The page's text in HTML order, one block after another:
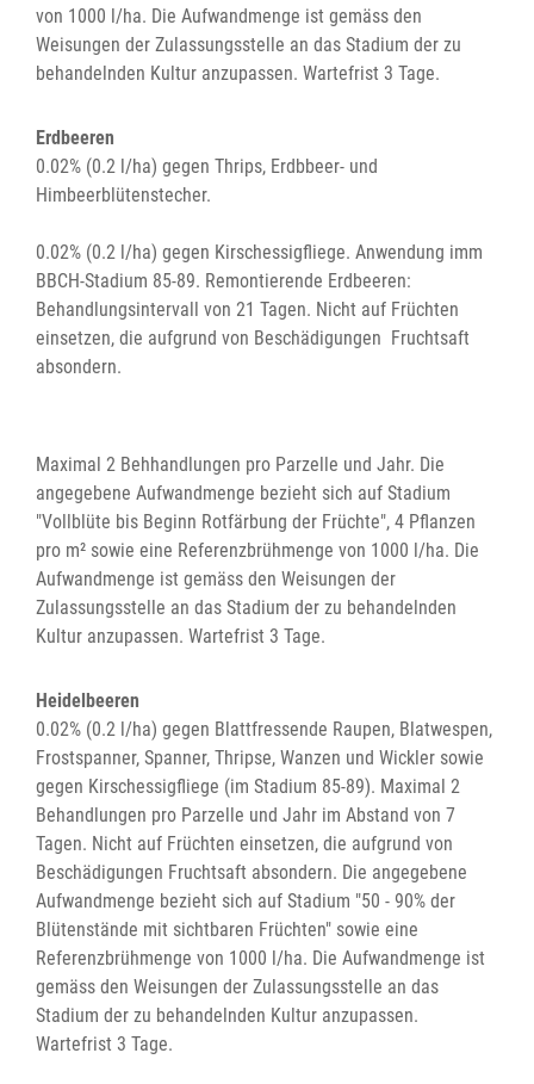
von 1000 l/ha. Die Aufwandmenge ist gemäss den
Weisungen der Zulassungsstelle an das Stadium der zu
behandelnden Kultur anzupassen. Wartefrist 3 Tage.
Erdbeeren
0.02% (0.2 l/ha) gegen Thrips, Erdbbeer- und
Himbeerblütenstecher.
0.02% (0.2 l/ha) gegen Kirschessigfliege. Anwendung imm
BBCH-Stadium 85-89. Remontierende Erdbeeren:
Behandlungsintervall von 21 Tagen. Nicht auf Früchten
einsetzen, die aufgrund von Beschädigungen Fruchtsaft
absondern.
Maximal 2 Behhandlungen pro Parzelle und Jahr. Die
angegebene Aufwandmenge bezieht sich auf Stadium
"Vollblüte bis Beginn Rotfärbung der Früchte", 4 Pflanzen
pro m² sowie eine Referenzbrühmenge von 1000 l/ha. Die
Aufwandmenge ist gemäss den Weisungen der
Zulassungsstelle an das Stadium der zu behandelnden
Kultur anzupassen. Wartefrist 3 Tage.
Heidelbeeren
0.02% (0.2 l/ha) gegen Blattfressende Raupen, Blatwespen,
Frostspanner, Spanner, Thripse, Wanzen und Wickler sowie
gegen Kirschessigfliege (im Stadium 85-89). Maximal 2
Behandlungen pro Parzelle und Jahr im Abstand von 7
Tagen. Nicht auf Früchten einsetzen, die aufgrund von
Beschädigungen Fruchtsaft absondern. Die angegebene
Aufwandmenge bezieht sich auf Stadium "50 - 90% der
Blütenstände mit sichtbaren Früchten" sowie eine
Referenzbrühmenge von 1000 l/ha. Die Aufwandmenge ist
gemäss den Weisungen der Zulassungsstelle an das
Stadium der zu behandelnden Kultur anzupassen.
Wartefrist 3 Tage.